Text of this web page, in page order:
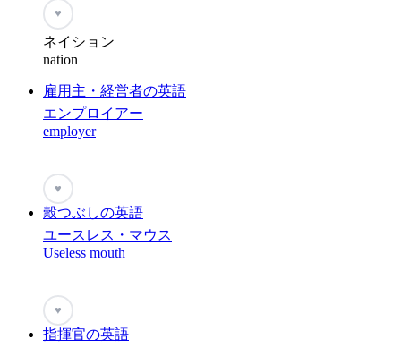
♥
ネイション
nation
雇用主・経営者の英語
エンプロイアー
employer
♥
穀つぶしの英語
ユースレス・マウス
Useless mouth
♥
指揮官の英語